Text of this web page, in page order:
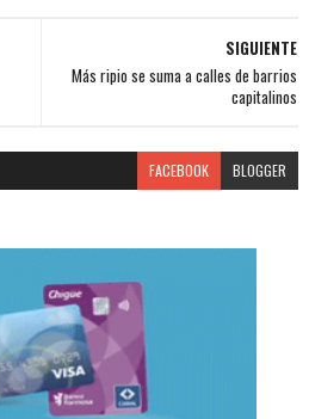
SIGUIENTE
Más ripio se suma a calles de barrios
capitalinos
FACEBOOK BLOGGER